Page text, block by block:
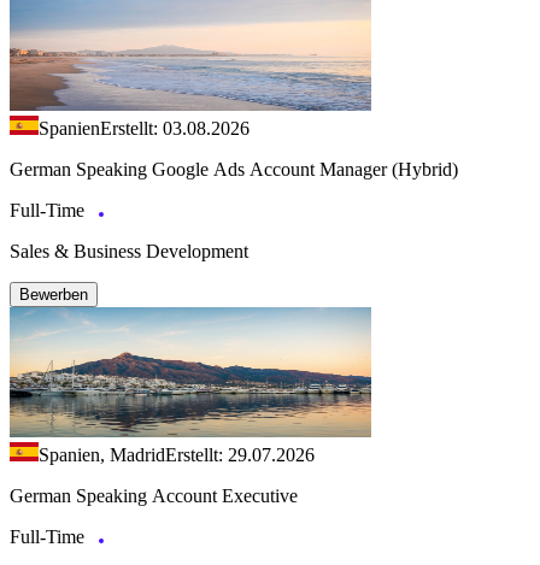
SpanienErstellt: 03.08.2026
German Speaking Google Ads Account Manager (Hybrid)
Full-Time
Sales & Business Development
Bewerben
Spanien, MadridErstellt: 29.07.2026
German Speaking Account Executive
Full-Time